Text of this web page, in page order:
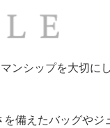
ンシップを大切に
備えたバッグやジ